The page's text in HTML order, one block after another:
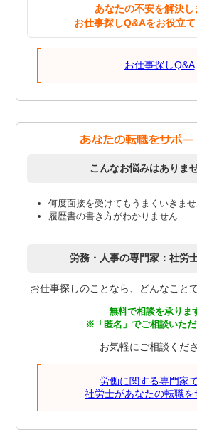
あなたの不安を解決し
お仕事探しQ&Aをお役立て
お仕事探しQ&A
こんなお悩みはありま
何度面接を受けてもうまくいきま
履歴書の書き方がわかりません
労務・人事の専門家：社労
お仕事探しのことなら、どんなこと
無料で相談を承りま
※「匿名」でご相談いただ
お気軽にご相談くだ
労働に関する専門家
社労士があなたの転職を